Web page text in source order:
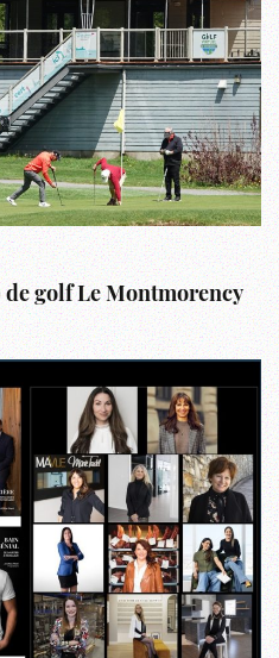
golf Le Montmorency